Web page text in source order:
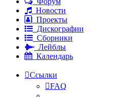
Новости
Проекты
Дискографии
Сборники
Лейблы
Календарь
Ссылки
FAQ